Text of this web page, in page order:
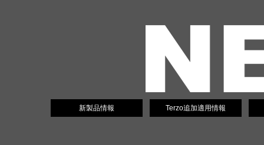
新製品情報 Terzo追加適用情報